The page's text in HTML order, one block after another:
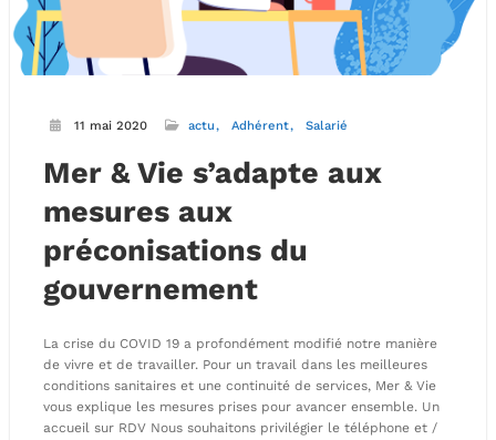
11 mai 2020 actu Adhérent Salarié
Mer & Vie s’adapte aux
mesures aux
préconisations du
gouvernement
La crise du COVID 19 a profondément modifié notre manière
de vivre et de travailler. Pour un travail dans les meilleures
conditions sanitaires et une continuité de services, Mer & Vie
vous explique les mesures prises pour avancer ensemble. Un
accueil sur RDV Nous souhaitons privilégier le téléphone et /